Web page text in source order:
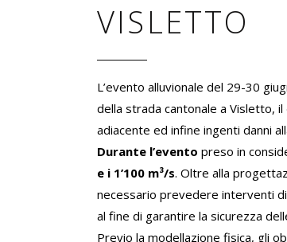
VISLETTO
L’evento alluvionale del 29-30
della strada cantonale a Visletto,
adiacente ed infine ingenti danni
Durante l’evento preso in
e i 1’100 m³/s. Oltre alla
necessario prevedere interventi
al fine di garantire la sicurezza
Previo la modellazione fisica, gli